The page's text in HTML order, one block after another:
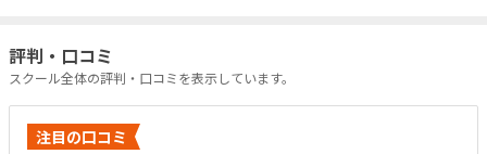
評判・口コミ
スクール全体の評判・口コミを表示しています。
注目の口コミ